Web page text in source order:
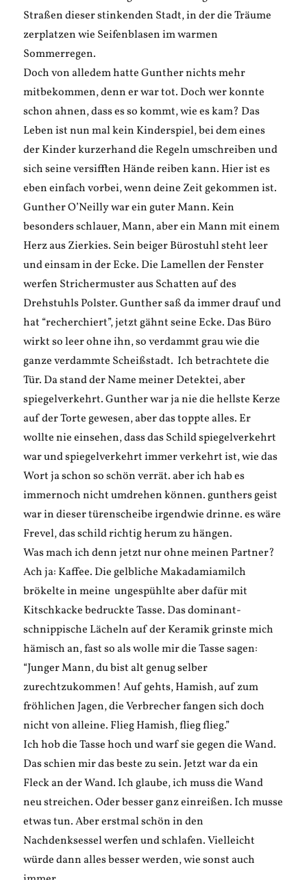
Straßen dieser stinkenden Stadt, in der die Träume
zerplatzen wie Seifenblasen im warmen
Sommerregen.
Doch von alledem hatte Gunther nichts mehr
mitbekommen, denn er war tot. Doch wer konnte
schon ahnen, dass es so kommt, wie es kam? Das
Leben ist nun mal kein Kinderspiel, bei dem eines
der Kinder kurzerhand die Regeln umschreiben und
sich seine versifften Hände reiben kann. Hier ist es
eben einfach vorbei, wenn deine Zeit gekommen ist.
Gunther O’Neilly war ein guter Mann. Kein
besonders schlauer, Mann, aber ein Mann mit einem
Herz aus Zierkies. Sein beiger Bürostuhl steht leer
und einsam in der Ecke. Die Lamellen der Fenster
werfen Strichermuster aus Schatten auf des
Drehstuhls Polster. Gunther saß da immer drauf und
hat “recherchiert”, jetzt gähnt seine Ecke. Das Büro
wirkt so leer ohne ihn, so verdammt grau wie die
ganze verdammte Scheißstadt. Ich betrachtete die
Tür. Da stand der Name meiner Detektei, aber
spiegelverkehrt. Gunther war ja nie die hellste Kerze
auf der Torte gewesen, aber das toppte alles. Er
wollte nie einsehen, dass das Schild spiegelverkehrt
war und spiegelverkehrt immer verkehrt ist, wie das
Wort ja schon so schön verrät. aber ich hab es
immernoch nicht umdrehen können. gunthers geist
war in dieser türenscheibe irgendwie drinne. es wäre
Frevel, das schild richtig herum zu hängen.
Was mach ich denn jetzt nur ohne meinen Partner?
Ach ja: Kaffee. Die gelbliche Makadamiamilch
brökelte in meine ungespühlte aber dafür mit
Kitschkacke bedruckte Tasse. Das dominant-
schnippische Lächeln auf der Keramik grinste mich
hämisch an, fast so als wolle mir die Tasse sagen:
“Junger Mann, du bist alt genug selber
zurechtzukommen! Auf gehts, Hamish, auf zum
fröhlichen Jagen, die Verbrecher fangen sich doch
nicht von alleine. Flieg Hamish, flieg flieg.”
Ich hob die Tasse hoch und warf sie gegen die Wand.
Das schien mir das beste zu sein. Jetzt war da ein
Fleck an der Wand. Ich glaube, ich muss die Wand
neu streichen. Oder besser ganz einreißen. Ich musse
etwas tun. Aber erstmal schön in den
Nachdenksessel werfen und schlafen. Vielleicht
würde dann alles besser werden, wie sonst auch